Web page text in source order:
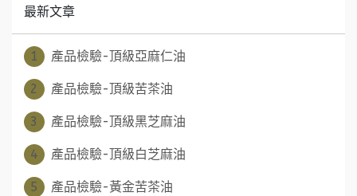
最新文章
1 產品檢驗-頂級亞麻仁油
2 產品檢驗-頂級苦茶油
3 產品檢驗-頂級黑芝麻油
4 產品檢驗-頂級白芝麻油
5 產品檢驗-黃金苦茶油